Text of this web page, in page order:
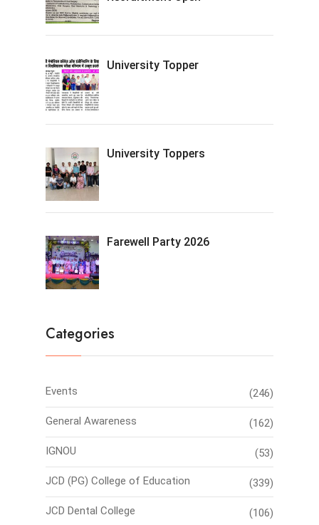
University Topper
University Toppers
Farewell Party 2026
Categories
Events (246)
General Awareness (162)
IGNOU (53)
JCD (PG) College of Education (339)
JCD Dental College (106)